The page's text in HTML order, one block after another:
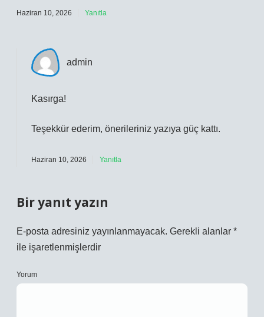
Haziran 10, 2026 Yanıtla
admin
Kasırga!
Teşekkür ederim, önerileriniz yazıya güç kattı.
Haziran 10, 2026 Yanıtla
Bir yanıt yazın
E-posta adresiniz yayınlanmayacak. Gerekli alanlar *
ile işaretlenmişlerdir
Yorum